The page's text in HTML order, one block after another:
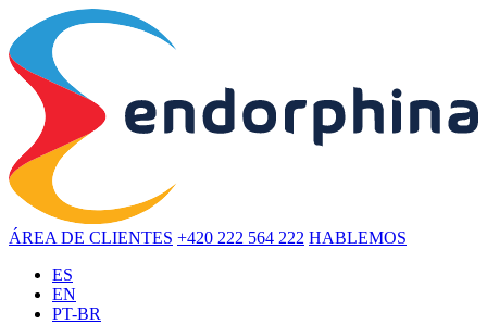
ÁREA DE CLIENTES +420 222 564 222 HABLEMOS
ES
EN
PT-BR